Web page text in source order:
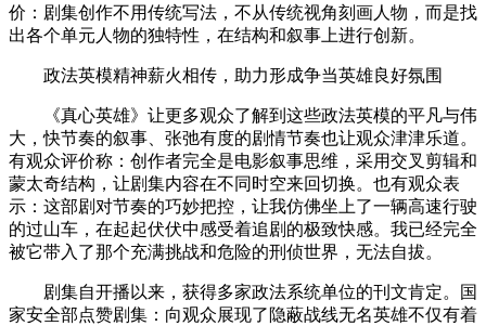
价：剧集创作不用传统写法，不从传统视角刻画人物，而是找
出各个单元人物的独特性，在结构和叙事上进行创新。
政法英模精神薪火相传，助力形成争当英雄良好氛围
《真心英雄》让更多观众了解到这些政法英模的平凡与伟
大，快节奏的叙事、张弛有度的剧情节奏也让观众津津乐道。
有观众评价称：创作者完全是电影叙事思维，采用交叉剪辑和
蒙太奇结构，让剧集内容在不同时空来回切换。也有观众表
示：这部剧对节奏的巧妙把控，让我仿佛坐上了一辆高速行驶
的过山车，在起起伏伏中感受着追剧的极致快感。我已经完全
被它带入了那个充满挑战和危险的刑侦世界，无法自拔。
剧集自开播以来，获得多家政法系统单位的刊文肯定。国
家安全部点赞剧集：向观众展现了隐蔽战线无名英雄不仅有着